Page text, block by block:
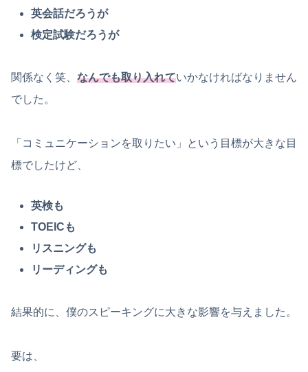
英会話だろうが
検定試験だろうが
関係なく笑、 なんでも取り入れていかなければなりません
でした。
「コミュニケーションを取りたい」という目標が大きな目
標でしたけど、
英検も
TOEICも
リスニングも
リーディングも
結果的に、僕のスピーキングに大きな影響を与えました。
要は、